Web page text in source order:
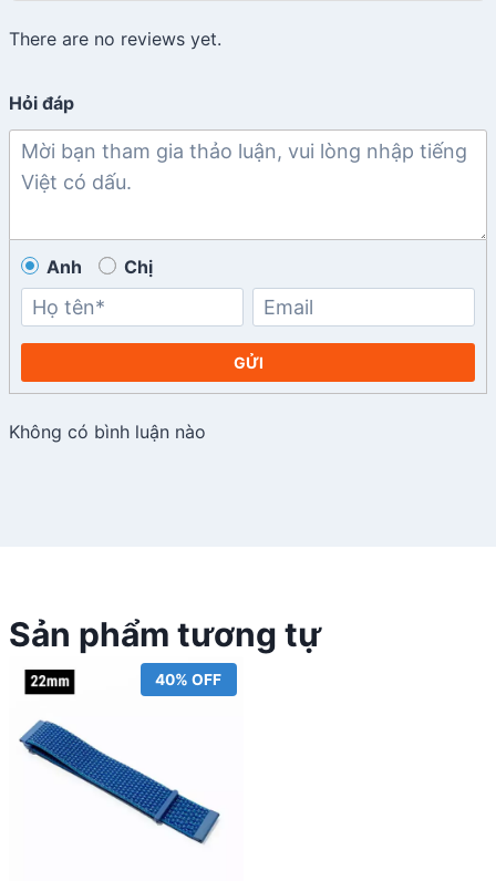
There are no reviews yet.
Hỏi đáp
Anh Chị
GỬI
Không có bình luận nào
Sản phẩm tương tự
40% OFF